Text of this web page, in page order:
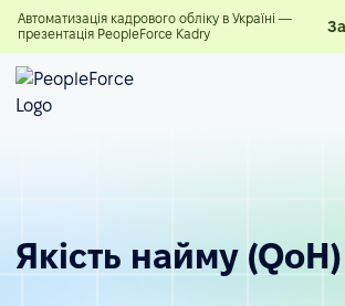
Автоматизація кадрового обліку в Україні —
презентація PeopleForce Kadry
Якість найму (QoH)